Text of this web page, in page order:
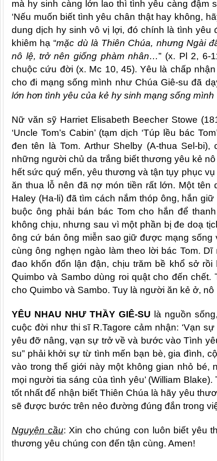
mà hy sinh càng lớn lao thì tình yêu càng đậm
‘Nếu muốn biết tình yêu chân thật hay không,
dung dịch hy sinh vô vị lợi, đó chính là tình yêu
khiêm hạ “mặc dù là Thiên Chúa, nhưng Ngài
nô lệ, trở nên giống phàm nhân…” (x. Pl 2, 6-
chuộc cứu đời (x. Mc 10, 45). Yêu là chấp
cho đi mạng sống mình như Chúa Giê-su đã
lớn hơn tình yêu của kẻ hy sinh mạng sống
Nữ văn sỹ Harriet Elisabeth Beecher Stowe
‘Uncle Tom’s Cabin’ (tạm dịch ‘Túp lều bác
đen tên là Tom. Arthur Shelby (A-thua Sel-
những người chủda trắng biết thương yêu kẻ
hết sức quý mến, yêu thương và tận tụy phục
ăn thua lỗ nên đã nợ món tiền rất l ớn. Một tên
Haley (Ha-li) đã tìm cách nắm thóp ông, hắn
buộc ông phải bán bác Tom cho hắn để
không chịu, nhưng sau vì một phần bị đe doạ
ông cứ bán ông miễn sao giữ được mạng
cùng ông nghẹn ngào làm theo lời bác Tom. Dĩ
đao khốn đốn lận đận, chịu trăm bề khổ sở rồi
Quimbo và Sambo dùng roi quật cho đến
cho Quimbo và Sambo. Tuy là người ăn kẻ ở,
YÊU NHAU NHƯ THẦY GIÊ-SU là nguồn
cuộc đời như thi sĩ R.Tagore cảm nhận: ‘Vạn
yêu đỡ nâng, vạn sự trở về và bước vào Tình
su” phải khởi sự từ tình mến bạn bè, gia đình,
vào trong thế giới này một không gian nhỏ
mọi người tia sáng của tình yêu’ (William
tốt nhất để nhận biết Thiên Chúa là hãy yêu
sẽ được bước trên nẻo đường đúng đắn trong
Nguyện cầu: Xin cho chúng con luôn biết yêu
thương yêu chúng con đến tận cùng. Amen!